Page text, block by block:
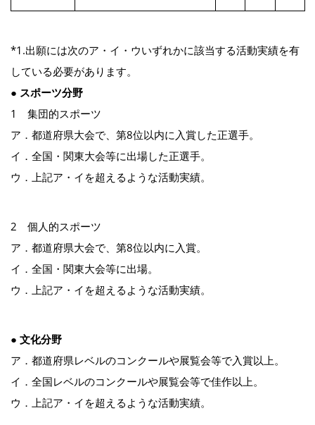
*1.出願には次のア・イ・ウいずれかに該当する活動実績を有
している必要があります。
● スポーツ分野
1 集団的スポーツ
ア．都道府県大会で、第8位以内に入賞した正選手。
イ．全国・関東大会等に出場した正選手。
ウ．上記ア・イを超えるような活動実績。
2 個人的スポーツ
ア．都道府県大会で、第8位以内に入賞。
イ．全国・関東大会等に出場。
ウ．上記ア・イを超えるような活動実績。
● 文化分野
ア．都道府県レベルのコンクールや展覧会等で入賞以上。
イ．全国レベルのコンクールや展覧会等で佳作以上。
ウ．上記ア・イを超えるような活動実績。